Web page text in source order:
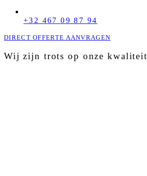
+32 467 09 87 94
DIRECT OFFERTE AANVRAGEN
Wij zijn trots op onze kwaliteit